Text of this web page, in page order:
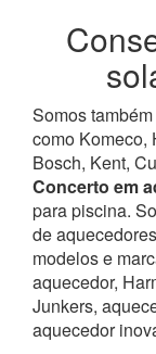
Somos
como Komeco,
Bosch, Kent,
Concerto em
para piscina.
de
modelos e
aquecedor,
Junkers,
aquecedor